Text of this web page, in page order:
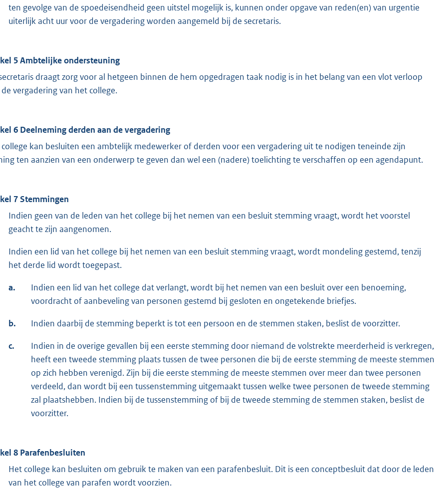
ten gevolge van de spoedeisendheid geen uitstel mogelijk is, kunnen onder opgave van reden(en) van urgentie
uiterlijk acht uur voor de vergadering worden aangemeld bij de secretaris.
5 Ambtelijke ondersteuning
draagt zorg voor al hetgeen binnen de hem opgedragen taak nodig is in het belang van een vlot verloop
vergadering van het college.
6 Deelneming derden aan de vergadering
kan besluiten een ambtelijk medewerker of derden voor een vergadering uit te nodigen teneinde zijn
ten aanzien van een onderwerp te geven dan wel een (nadere) toelichting te verschaffen op een agendapunt.
7 Stemmingen
Indien geen van de leden van het college bij het nemen van een besluit stemming vraagt, wordt het voorstel
geacht te zijn aangenomen.
Indien een lid van het college bij het nemen van een besluit stemming vraagt, wordt mondeling gestemd, tenzij
het derde lid wordt toegepast.
a.
Indien een lid van het college dat verlangt, wordt bij het nemen van een besluit over een benoeming,
voordracht of aanbeveling van personen gestemd bij gesloten en ongetekende briefjes.
b. Indien daarbij de stemming beperkt is tot een persoon en de stemmen staken, beslist de voorzitter.
c.
Indien in de overige gevallen bij een eerste stemming door niemand de volstrekte meerderheid is verkregen,
heeft een tweede stemming plaats tussen de twee personen die bij de eerste stemming de meeste stemmen
op zich hebben verenigd. Zijn bij die eerste stemming de meeste stemmen over meer dan twee personen
verdeeld, dan wordt bij een tussenstemming uitgemaakt tussen welke twee personen de tweede stemming
zal plaatshebben. Indien bij de tussenstemming of bij de tweede stemming de stemmen staken, beslist de
voorzitter.
8 Parafenbesluiten
Het college kan besluiten om gebruik te maken van een parafenbesluit. Dit is een conceptbesluit dat door de leden
van het college van parafen wordt voorzien.